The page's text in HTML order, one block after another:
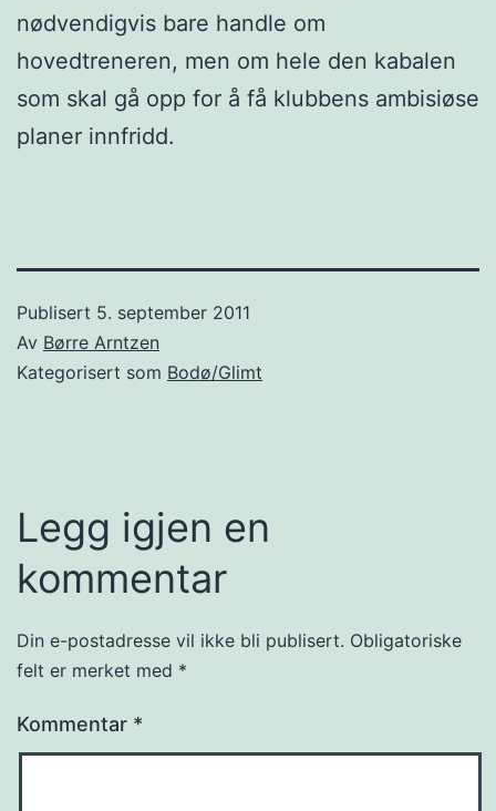
nødvendigvis bare handle om
hovedtreneren, men om hele den kabalen
som skal gå opp for å få klubbens ambisiøse
planer innfridd.
Publisert 5. september 2011
Av Børre Arntzen
Kategorisert som Bodø/Glimt
Legg igjen en
kommentar
Din e-postadresse vil ikke bli publisert. Obligatoriske
felt er merket med *
Kommentar *